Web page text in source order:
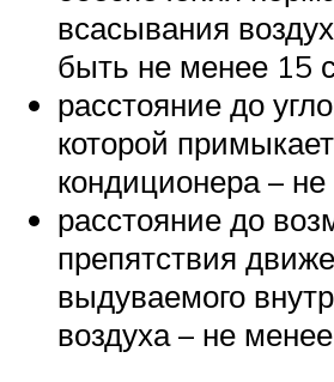
всасывания
быть не менее 15
расстояние до
которой
кондиционера –
расстояние до
препятствия
выдуваемого
воздуха – не